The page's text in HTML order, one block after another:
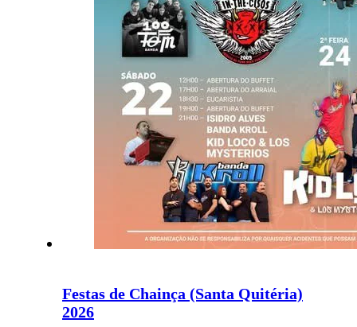
Festas de Chainça (Santa Quitéria)
2026